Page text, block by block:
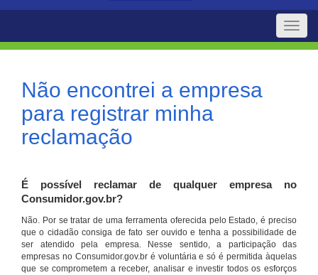
Toggle
Não encontrei a empresa
para registrar minha
reclamação
É possível reclamar de qualquer empresa no
Consumidor.gov.br?
Não. Por se tratar de uma ferramenta oferecida pelo Estado, é preciso
que o cidadão consiga de fato ser ouvido e tenha a possibilidade de
ser atendido pela empresa. Nesse sentido, a participação das
empresas no Consumidor.gov.br é voluntária e só é permitida àquelas
que se comprometem a receber, analisar e investir todos os esforços